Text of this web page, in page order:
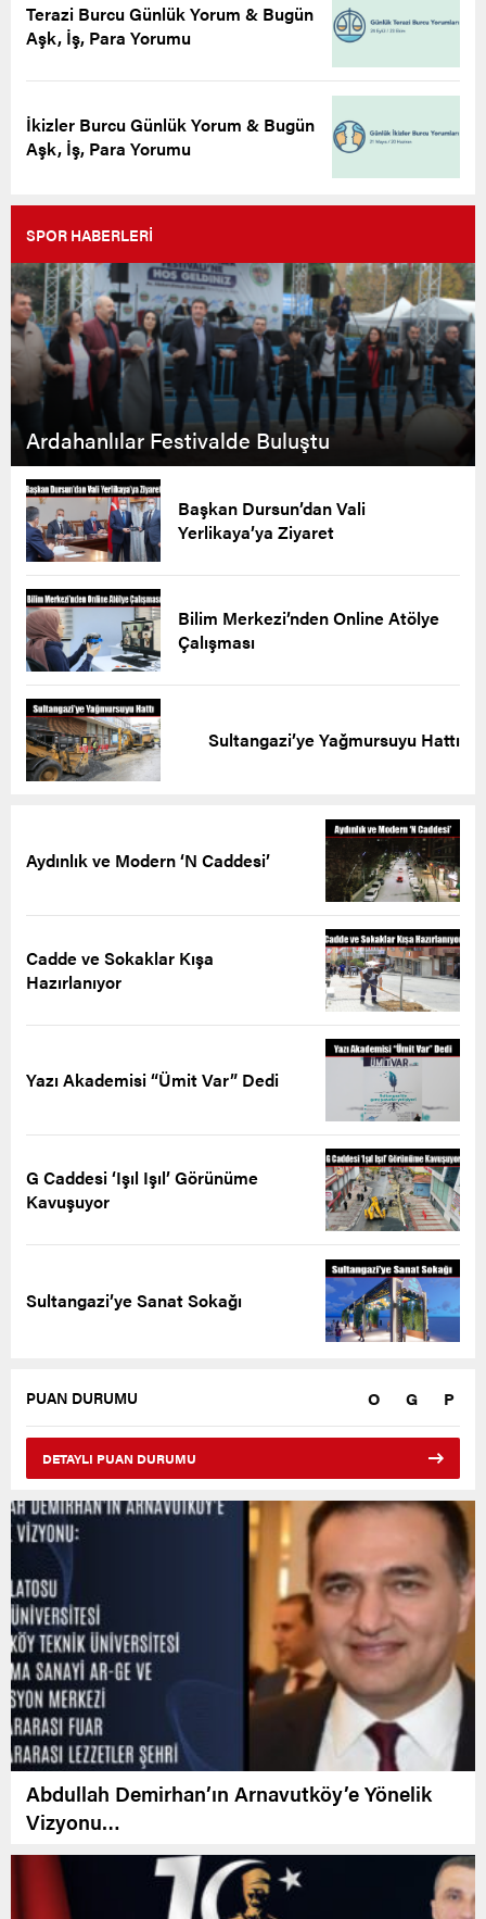
Terazi Burcu Günlük Yorum & Bugün
Aşk, İş, Para Yorumu
İkizler Burcu Günlük Yorum & Bugün
Aşk, İş, Para Yorumu
SPOR HABERLERİ
Ardahanlılar Festivalde Buluştu
Başkan Dursun’dan Vali
Yerlikaya’ya Ziyaret
Bilim Merkezi’nden Online Atölye
Çalışması
Sultangazi’ye Yağmursuyu Hattı
Aydınlık ve Modern ‘N Caddesi’
Cadde ve Sokaklar Kışa
Hazırlanıyor
Yazı Akademisi “Ümit Var” Dedi
G Caddesi ‘Işıl Işıl’ Görünüme
Kavuşuyor
Sultangazi’ye Sanat Sokağı
PUAN DURUMU O G P
DETAYLI PUAN DURUMU
Abdullah Demirhan’ın Arnavutköy’e Yönelik
Vizyonu…